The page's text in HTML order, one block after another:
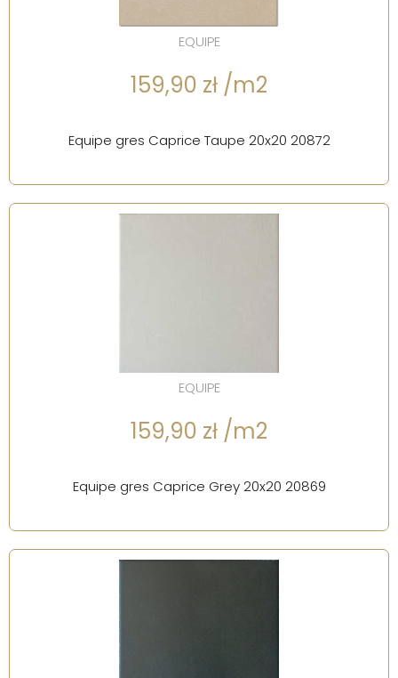
EQUIPE
159,90 zł /m2
Equipe gres Caprice Taupe 20x20 20872
EQUIPE
159,90 zł /m2
Equipe gres Caprice Grey 20x20 20869